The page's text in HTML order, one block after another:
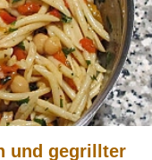
und gegrillter